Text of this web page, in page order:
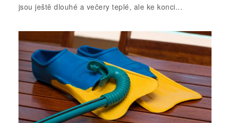
jsou ještě dlouhé a večery teplé, ale ke konci...